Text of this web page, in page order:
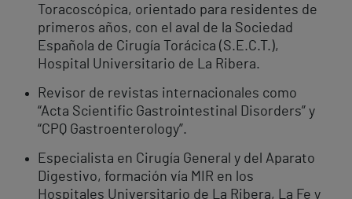
Toracoscópica, orientado para residentes de
primeros años, con el aval de la Sociedad
Española de Cirugía Torácica (S.E.C.T.),
Hospital Universitario de La Ribera.
Revisor de revistas internacionales como
“Acta Scientific Gastrointestinal Disorders” y
“CPQ Gastroenterology”.
Especialista en Cirugía General y del Aparato
Digestivo, formación vía MIR en los
Hospitales Universitario de La Ribera, La Fe y